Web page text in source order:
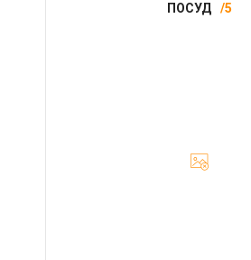
ПОСУД 5